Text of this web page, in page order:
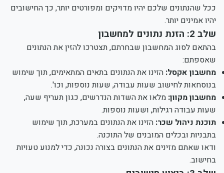
ככל שהנתונים שלכם יהיו מדויקים ומפורטים יותר, כך החישובים
יהיו אמינים יותר.
שלב 2: הזנת נתונים למחשבון
בהתאם לסוג המחשבון שבחרתם, תצטרכו להזין את הנתונים
שאספתם:
מחשבון אקסל: הזינו את הנתונים בתאים המתאימים, תוך שימוש
בנוסחאות לחישוב שעות עבודה, שעות נוספות, וכו'.
מחשבון מקוון: מלאו את השדות הנדרשים, כגון תעריף שעה,
שעות עבודה רגילות, ושעות נוספות.
תוכנת ניהול שכר: הזינו את הנתונים במערכת, תוך שימוש
בתבניות ובכלים המובנים של התוכנה.
ודאו שאתם מזינים את הנתונים בצורה נכונה, כדי למנוע טעויות
בחישוב.